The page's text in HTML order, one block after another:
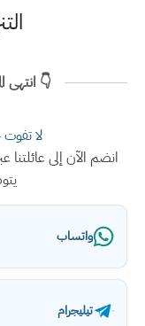
👇 انتهى
لا
انضم الآن إلى
واتساب
تيليجرام